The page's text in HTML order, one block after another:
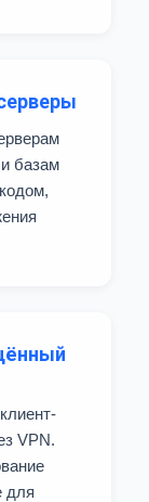
базам
VPN.
для